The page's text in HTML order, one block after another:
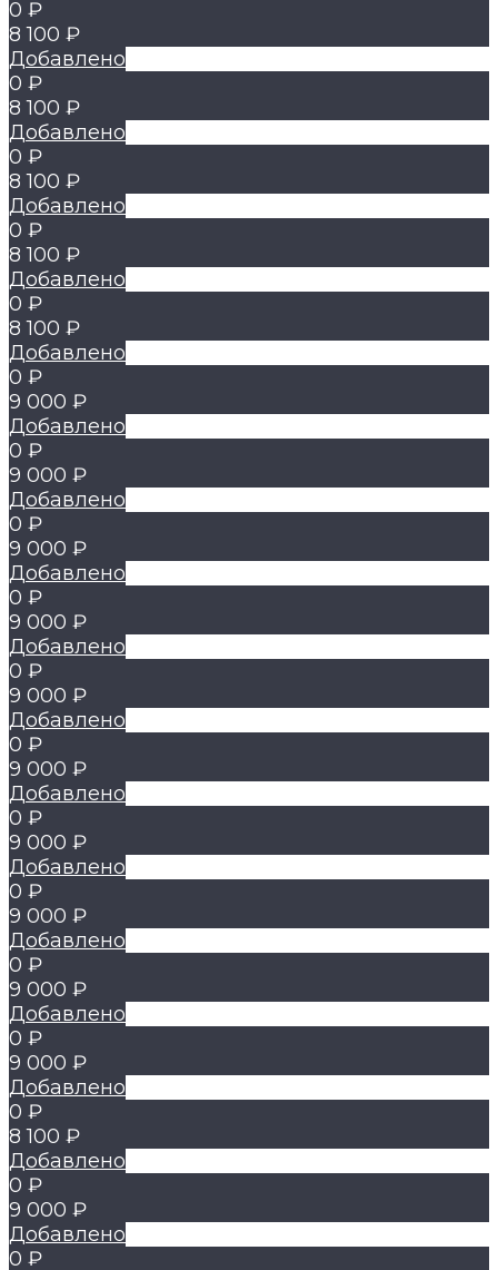
0 ₽
8 100 ₽
Добавлено
0 ₽
8 100 ₽
Добавлено
0 ₽
8 100 ₽
Добавлено
0 ₽
8 100 ₽
Добавлено
0 ₽
8 100 ₽
Добавлено
0 ₽
9 000 ₽
Добавлено
0 ₽
9 000 ₽
Добавлено
0 ₽
9 000 ₽
Добавлено
0 ₽
9 000 ₽
Добавлено
0 ₽
9 000 ₽
Добавлено
0 ₽
9 000 ₽
Добавлено
0 ₽
9 000 ₽
Добавлено
0 ₽
9 000 ₽
Добавлено
0 ₽
9 000 ₽
Добавлено
0 ₽
9 000 ₽
Добавлено
0 ₽
8 100 ₽
Добавлено
0 ₽
9 000 ₽
Добавлено
0 ₽